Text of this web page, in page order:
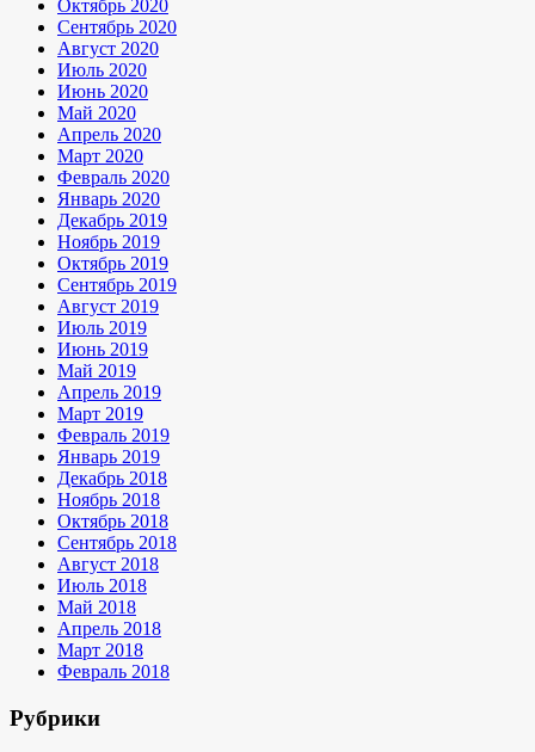
Октябрь 2020
Сентябрь 2020
Август 2020
Июль 2020
Июнь 2020
Май 2020
Апрель 2020
Март 2020
Февраль 2020
Январь 2020
Декабрь 2019
Ноябрь 2019
Октябрь 2019
Сентябрь 2019
Август 2019
Июль 2019
Июнь 2019
Май 2019
Апрель 2019
Март 2019
Февраль 2019
Январь 2019
Декабрь 2018
Ноябрь 2018
Октябрь 2018
Сентябрь 2018
Август 2018
Июль 2018
Май 2018
Апрель 2018
Март 2018
Февраль 2018
Рубрики